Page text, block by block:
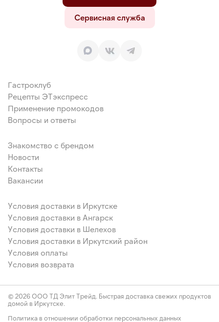
Сервисная служба
Гастроклуб
Рецепты ЭТэкспресс
Применение промокодов
Вопросы и ответы
Знакомство с брендом
Новости
Контакты
Вакансии
Условия доставки в Иркутске
Условия доставки в Ангарск
Условия доставки в Шелехов
Условия доставки в Иркутский район
Условия оплаты
Условия возврата
© 2026 ООО ТД Элит Трейд. Быстрая доставка свежих продуктов
домой в Иркутске.
Политика в отношении обработки персональных данных